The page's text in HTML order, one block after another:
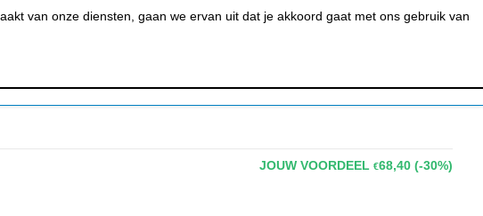
van onze diensten, gaan we ervan uit dat je akkoord gaat met ons gebruik van
MIJN ACCOUNT BESTELSTATUS 0 WINKELWAGEN
JOUW VOORDEEL€68,40 (-30%)